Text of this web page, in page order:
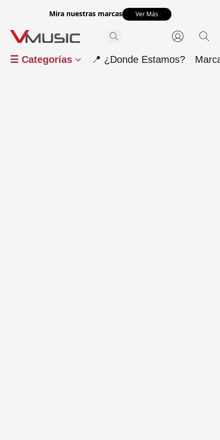
Mira nuestras marcas Ver Más
☰ Categorías 📍 ¿Donde Estamos?